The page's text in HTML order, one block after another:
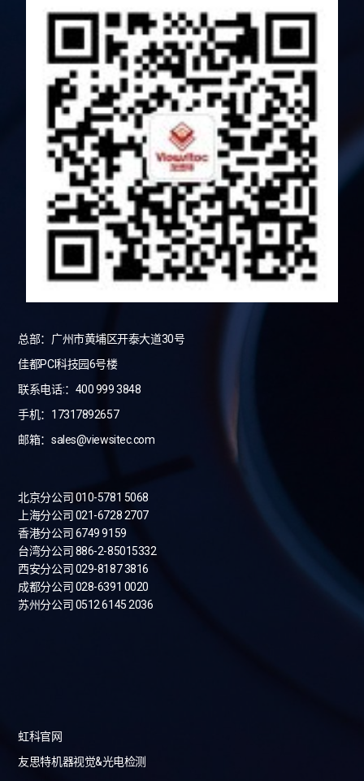
总部：广州市黄埔区开泰大道30号
佳都PCI科技园6号楼
联系电话:：400 999 3848
手机：17317892657
邮箱：sales@viewsitec.com
北京分公司 010-5781 5068
上海分公司 021-6728 2707
香港分公司 6749 9159
台湾分公司 886-2-85015332
西安分公司 029-8187 3816
成都分公司 028-6391 0020
苏州分公司 0512 6145 2036
虹科官网
友思特机器视觉&光电检测